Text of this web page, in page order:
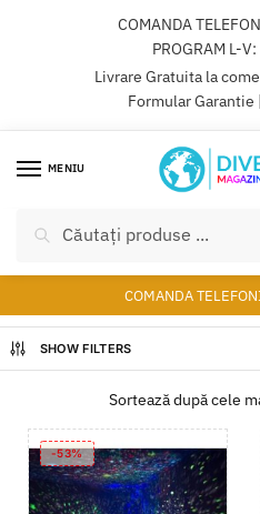
COMANDA
PROGRAM L-
Livrare Gratuita la
Formular Garantie
MENIU
COMANDA
SHOW FILTERS
-53%